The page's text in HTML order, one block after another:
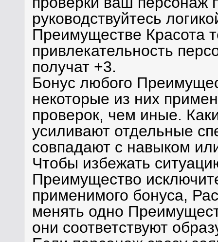
руководствуйтесь
Преимуществе Красота
привлекательность
получат +3.
Бонус любого
некоторые из них
проверок, чем иные.
усиливают отдельные
совпадают с навыком
Чтобы избежать
Преимущество
применимого бонуса,
менять одно
они соответствуют